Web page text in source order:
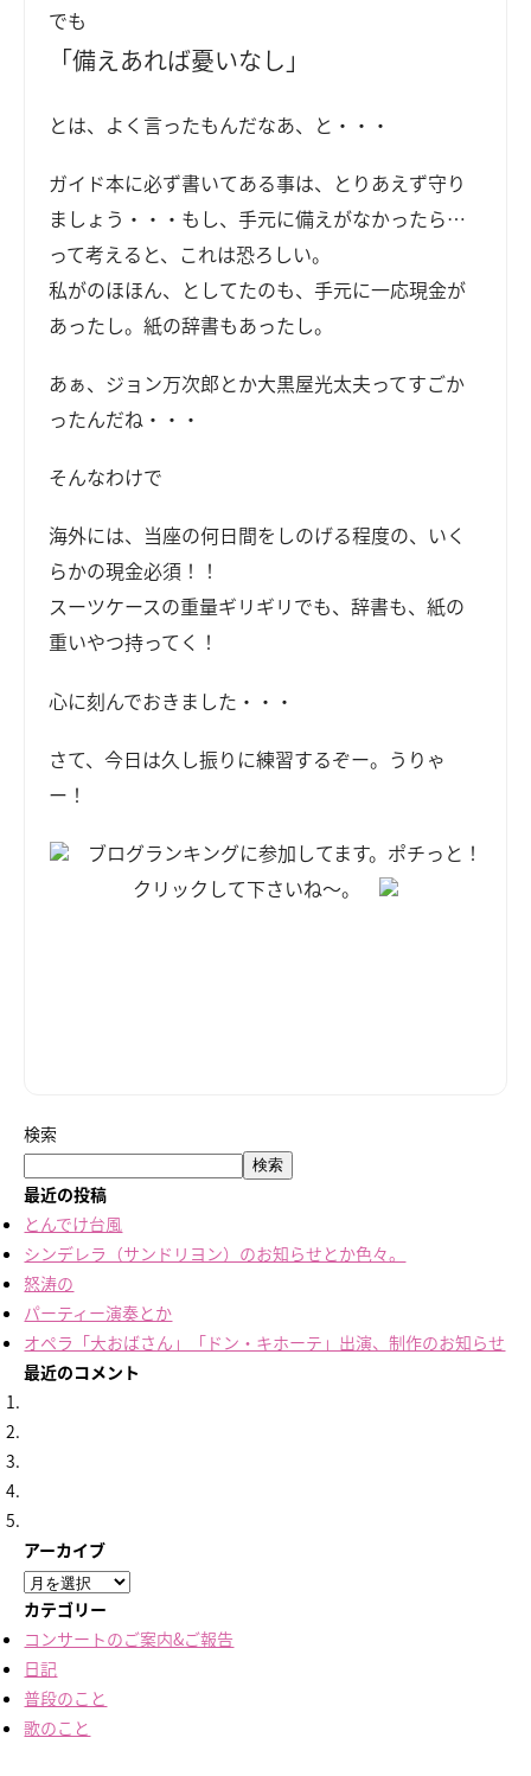
でも
「備えあれば憂いなし」
とは、よく言ったもんだなあ、と・・・
ガイド本に必ず書いてある事は、とりあえず守り
ましょう・・・もし、手元に備えがなかったら…
って考えると、これは恐ろしい。
私がのほほん、としてたのも、手元に一応現金が
あったし。紙の辞書もあったし。
あぁ、ジョン万次郎とか大黒屋光太夫ってすごか
ったんだね・・・
そんなわけで
海外には、当座の何日間をしのげる程度の、いく
らかの現金必須！！
スーツケースの重量ギリギリでも、辞書も、紙の
重いやつ持ってく！
心に刻んでおきました・・・
さて、今日は久し振りに練習するぞー。うりゃ
ー！
ブログランキングに参加してます。ポチっと！
クリックして下さいね～。
検索
検索
最近の投稿
とんでけ台風
シンデレラ（サンドリヨン）のお知らせとか色々。
怒涛の
パーティー演奏とか
オペラ「大おばさん」「ドン・キホーテ」出演、制作のお知らせ
最近のコメント
アーカイブ
ア
ー
カ
イ
ブ
カテゴリー
コンサートのご案内&ご報告
日記
普段のこと
歌のこと